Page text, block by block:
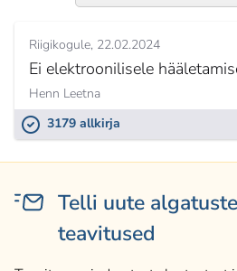
Riigikogule 22.02.2024
Ei elektroonilisele
Henn Leetna
3179 allkirja
Telli uute
teavitused